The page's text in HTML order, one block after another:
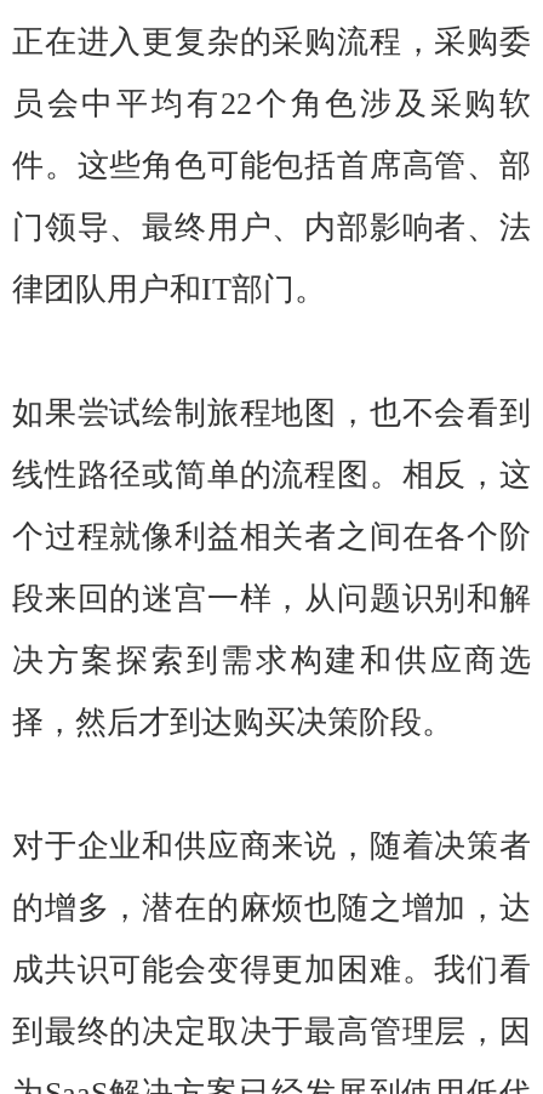
正在进入更复杂的采购流程，采购委
员会中平均有22个角色涉及采购软
件。这些角色可能包括首席高管、部
门领导、最终用户、内部影响者、法
律团队用户和IT部门。
如果尝试绘制旅程地图，也不会看到
线性路径或简单的流程图。相反，这
个过程就像利益相关者之间在各个阶
段来回的迷宫一样，从问题识别和解
决方案探索到需求构建和供应商选
择，然后才到达购买决策阶段。
对于企业和供应商来说，随着决策者
的增多，潜在的麻烦也随之增加，达
成共识可能会变得更加困难。我们看
到最终的决定取决于最高管理层，因